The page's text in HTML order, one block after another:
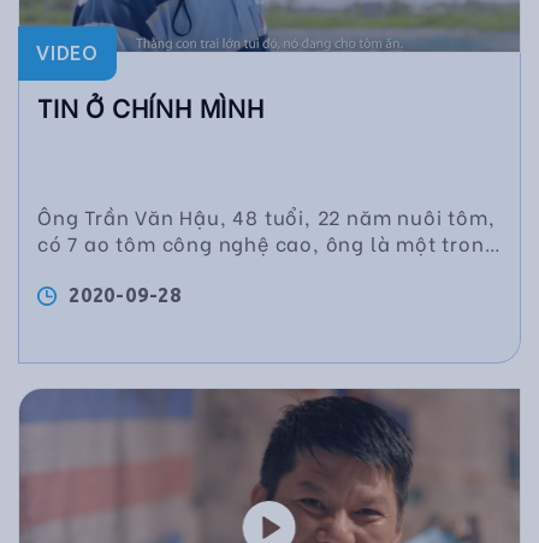
VIDEO
TIN Ở CHÍNH MÌNH
Ông Trần Văn Hậu, 48 tuổi, 22 năm nuôi tôm,
có 7 ao tôm công nghệ cao, ông là một trong
---- Tôm của tôi, quyết định của tôi.
2020-09-28